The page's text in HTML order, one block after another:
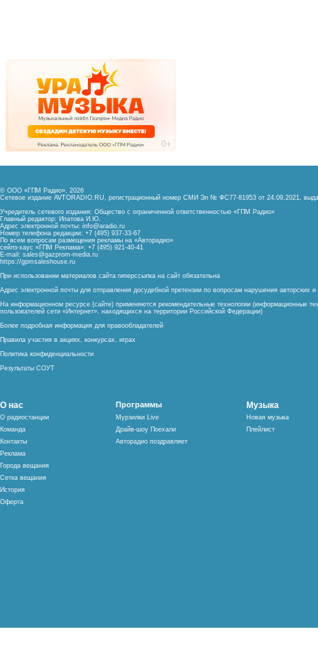
© ООО «ГПМ Радио», 2026
Сетевое издание AVTORADIO.RU, регистрационный номер СМИ Эл № ФС77-81953 от 24.09.2021,
Учредитель сетевого издания: Общество с ограниченной ответственностью «ГПМ Радио»
Главный редактор: Ипатова И.Ю.
Адрес электронной почты: info@aradio.ru
Номер телефона редакции: +7 (495) 937-33-67
По всем вопросам размещения рекламы на «Авторадио»
сейлз-хаус «ГПМ Реклама»: +7 (495) 921-40-41
E-mail: sales@gazprom-media.ru
https://gpmsaleshouse.ru
При использовании материалов сайта гиперссылка на сайт обязательна
Адрес электронной почты для отправления досудебной претензии по вопросам нарушения авторских
На информационном ресурсе (сайте) применяются рекомендательные технологии (информационные
пользователей сети «Интернет», находящихся на территории Российской Федерации)
Более подробная информация для правообладателей
Правила участия в акциях, конкурсах, играх
Политика конфиденциальности
Результаты СОУТ
О нас
О радиостанции
Команда
Контакты
Реклама
Города вещания
Сетка вещания
История
Оферта
Программы
Мурзилки Live
Драйв-шоу Поехали
Авторадио поздравляет
Музыка
Новая музыка
Плейлист